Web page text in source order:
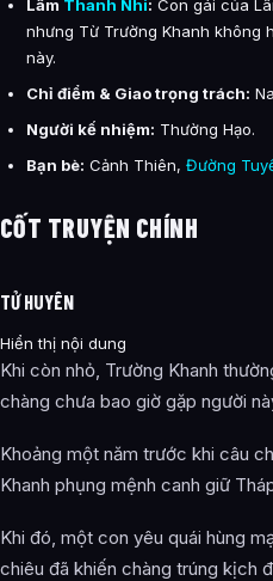
Lâm Thanh Nhi: Con gái của
nhưng Từ Trường Khanh không
này.
Chỉ điểm & Giao trọng trách:
Người kế nhiệm: Thường Hạo.
Bạn bè: Cảnh Thiên, Đường
CỐT TRUYỆN CHÍNH
TỬ HUYÊN
Hiển thị nội dung
Khi còn nhỏ, Trường Khanh
chàng chưa bao giờ gặp người
Khoảng một năm trước khi câu
Khanh phụng mệnh canh giữ
Khi đó, một con yêu quái hùng
chiêu đã khiến chàng trúng kịch